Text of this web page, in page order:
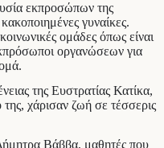
εκπροσώπων της
γυναίκες.
ομάδες όπως είναι
οργανώσεων για
της Ευστρατίας Κατίκα,
χάρισαν ζωή σε τέσσερις
Βάββα, μαθητές που